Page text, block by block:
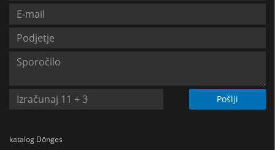
Pošlji
katalog Dönges